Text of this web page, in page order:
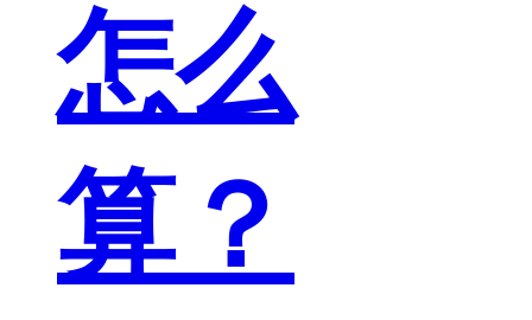
怎么
算？